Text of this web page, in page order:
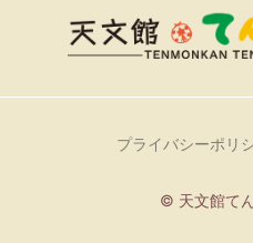
プライバシーポリ
© 天文館て